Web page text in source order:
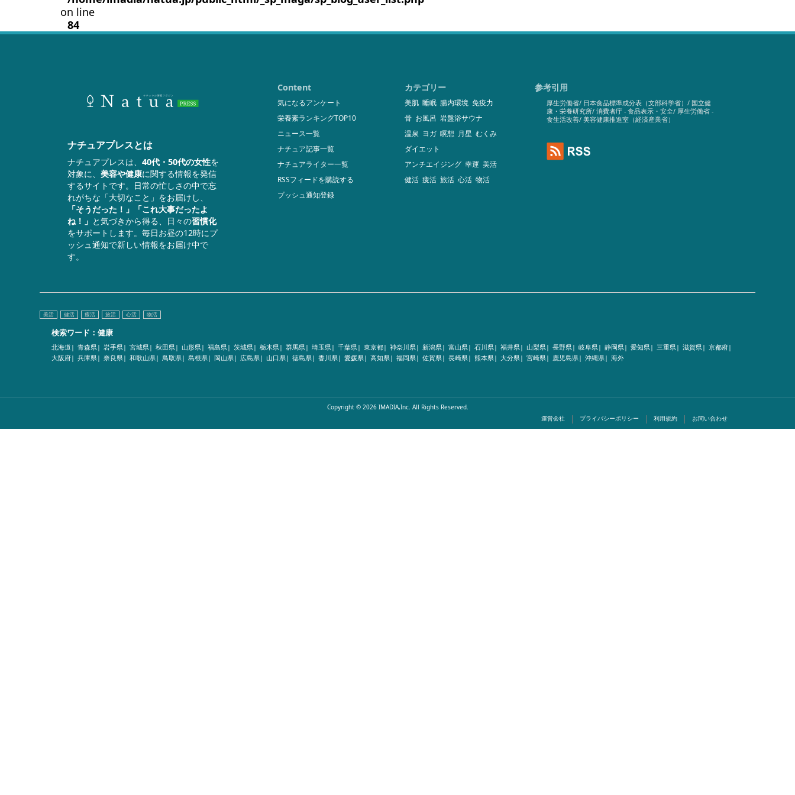
on line
84
ナチュアプレスとは
ナチュアプレスは、 40代・50代の女性を
対象に、 美容や健康に関する情報を発信
するサイトです。日常の忙しさの中で忘
れがちな「大切なこと」をお届けし、
「そうだった！」「これ大事だったよ
ね！」 と気づきから得る、日々の習慣化
をサポートします。毎日お昼の12時にプ
ッシュ通知で新しい情報をお届け中で
す。
Content
気になるアンケート
栄養素ランキングTOP10
ニュース一覧
ナチュア記事一覧
ナチュアライター一覧
RSSフィードを購読する
プッシュ通知登録
カテゴリー
美肌 睡眠 腸内環境 免疫力
骨 お風呂 岩盤浴サウナ
温泉 ヨガ 瞑想 月星 むくみ
ダイエット
アンチエイジング 幸運 美活
健活 痩活 旅活 心活 物活
参考引用
厚生労働省/ 日本食品標準成分表（文部科学省） / 国立健
康・栄養研究所/ 消費者庁 - 食品表示・安全/ 厚生労働省 -
食生活改善/ 美容健康推進室（経済産業省）
美活 健活 痩活 旅活 心活 物活
検索ワード：健康
北海道| 青森県| 岩手県| 宮城県| 秋田県| 山形県| 福島県| 茨城県| 栃木県| 群馬県| 埼玉県| 千葉県| 東京都| 神奈川県| 新潟県| 富山県| 石川県| 福井県| 山梨県| 長野県| 岐阜県| 静岡県| 愛知県| 三重県| 滋賀県| 京都府|
大阪府| 兵庫県| 奈良県| 和歌山県| 鳥取県| 島根県| 岡山県| 広島県| 山口県| 徳島県| 香川県| 愛媛県| 高知県| 福岡県| 佐賀県| 長崎県| 熊本県| 大分県| 宮崎県| 鹿児島県| 沖縄県| 海外
Copyright © 2026 IMADIA,Inc. All Rights Reserved.
運営会社
プライバシーポリシー 利用規約 お問い合わせ